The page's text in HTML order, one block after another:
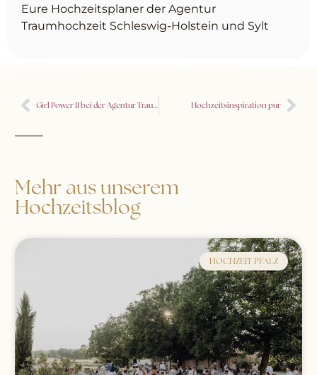
Eure Hochzeitsplaner der Agentur
Traumhochzeit Schleswig-Holstein und Sylt
Girl Power II bei der Agentur Traumhochzeit Oberfranken Hochzeitsinspiration pur
Mehr aus unserem
Hochzeitsblog
HOCHZEIT PFALZ